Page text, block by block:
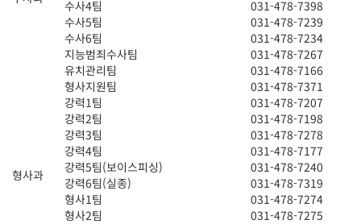
수사4팀
031-478-7398
수사5팀
031-478-7239
수사6팀
031-478-7234
지능범죄수사팀
031-478-7267
유치관리팀
031-478-7166
형사과
형사지원팀
031-478-7371
강력1팀
031-478-7207
강력2팀
031-478-7198
강력3팀
031-478-7278
강력4팀
031-478-7177
강력5팀(보이스피싱)
031-478-7240
강력6팀(실종)
031-478-7319
형사1팀
031-478-7274
형사2팀
031-478-7275